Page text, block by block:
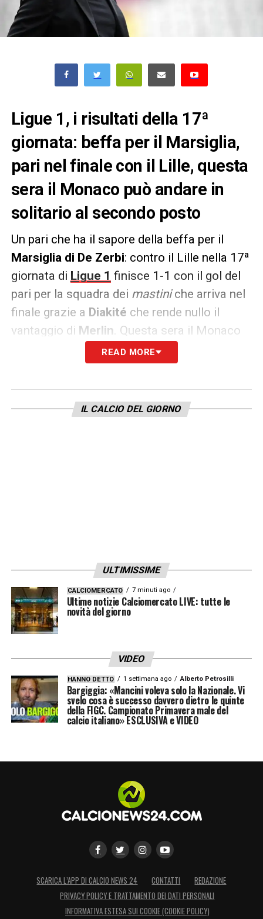
Ligue 1, i risultati della 17ª
giornata: beffa per il Marsiglia,
pari nel finale con il Lille, questa
sera il Monaco può andare in
solitario al secondo posto
Un pari che ha il sapore della beffa per il
Marsiglia di De Zerbi: contro il Lille nella 17ª
giornata di Ligue 1 finisce 1-1 con il gol del
pari per la squadra dei mastiniche arriva nel
finale grazie a Diakité che rende nullo il
vantaggio di Merlin . Questa sera il Monaco
in caso di vittoria contro il Reims può tornare
da solo al secondo posto dietro al
Tolosa-St-Étienne 2-1(53′ Stassin [ST], 55′
LA PLAYLIST DELLE NOSTRE TOP NEWS
READ MORE
IL CALCIO DEL GIORNO
ULTIMISSIME
CALCIOMERCATO 7 minuti ago
Ultime notizie Calciomercato LIVE: tutte le
novità del giorno
VIDEO
HANNO DETTO 1 settimana ago Alberto Petrosilli
Bargiggia: «Mancini voleva solo la Nazionale. Vi
svelo cosa è successo davvero dietro le quinte
della FIGC. Campionato Primavera male del
calcio italiano» ESCLUSIVA e VIDEO
SCARICA L’APP DI CALCIO NEWS 24 CONTATTI
REDAZIONE
PRIVACY POLICY E TRATTAMENTO DEI DATI PERSONALI
INFORMATIVA ESTESA SUI COOKIE (COOKIE POLICY)